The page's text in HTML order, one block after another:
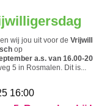
wij jou uit voor de
op
a.s. van 16.00-
5 in Rosmalen. Dit is...
16:00